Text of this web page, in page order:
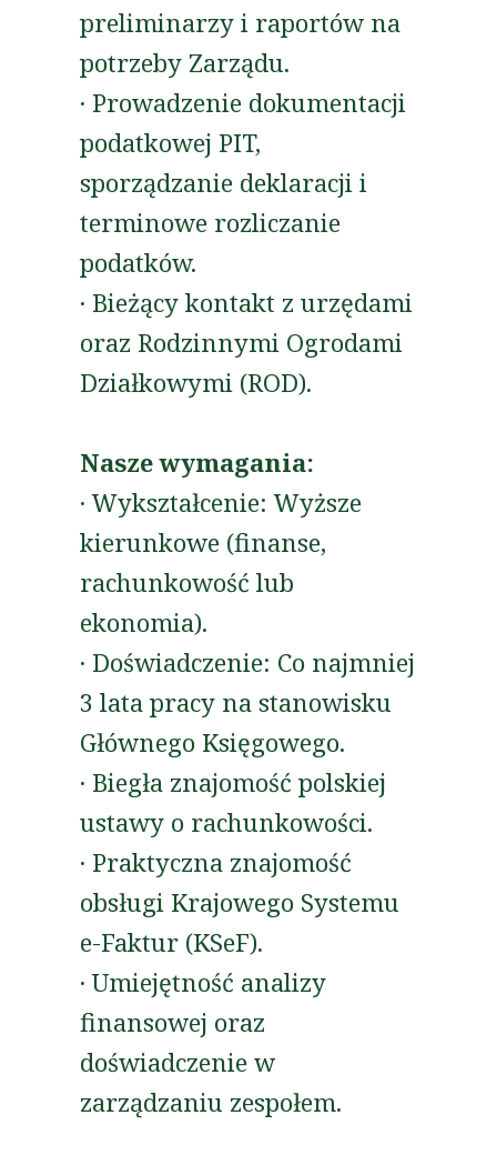
preliminarzy i raportów na
potrzeby Zarządu.
· Prowadzenie dokumentacji
podatkowej PIT,
sporządzanie deklaracji i
terminowe rozliczanie
podatków.
· Bieżący kontakt z urzędami
oraz Rodzinnymi Ogrodami
Działkowymi (ROD).
Nasze wymagania:
· Wykształcenie: Wyższe
kierunkowe (finanse,
rachunkowość lub
ekonomia).
· Doświadczenie: Co najmniej
3 lata pracy na stanowisku
Głównego Księgowego.
· Biegła znajomość polskiej
ustawy o rachunkowości.
· Praktyczna znajomość
obsługi Krajowego Systemu
e-Faktur (KSeF).
· Umiejętność analizy
finansowej oraz
doświadczenie w
zarządzaniu zespołem.